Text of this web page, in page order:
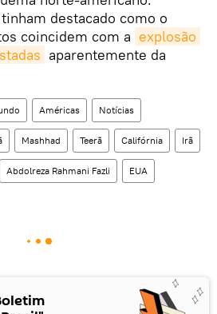
destacado como o
coincidem com a explosão
aparentemente da
Américas Notícias
Mashhad Teerã Califórnia Irã
Abdolreza Rahmani Fazli EUA